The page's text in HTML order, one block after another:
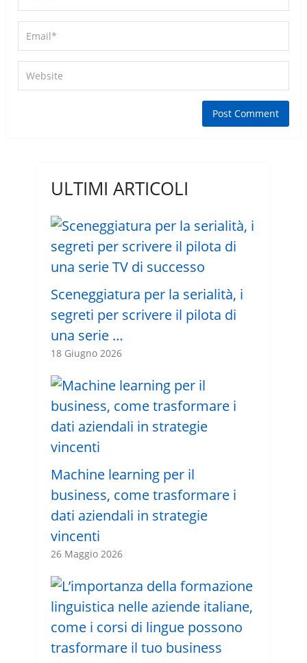
ULTIMI ARTICOLI
Sceneggiatura per la serialità, i
segreti per scrivere il pilota di
una serie …
18 Giugno 2026
Machine learning per il
business, come trasformare i
dati aziendali in strategie
vincenti
26 Maggio 2026